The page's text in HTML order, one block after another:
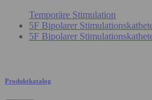
Temporäre Stimulation
5F Bipolarer
5F Bipolarer
Produktkatalog